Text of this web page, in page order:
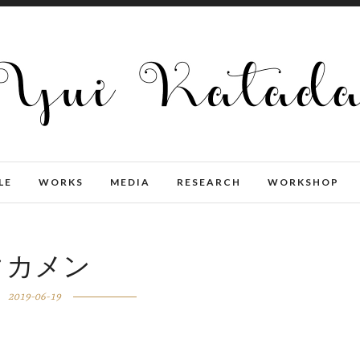
WORKS MEDIA RESEARCH WORKSHOP
カメン
2019-06-19